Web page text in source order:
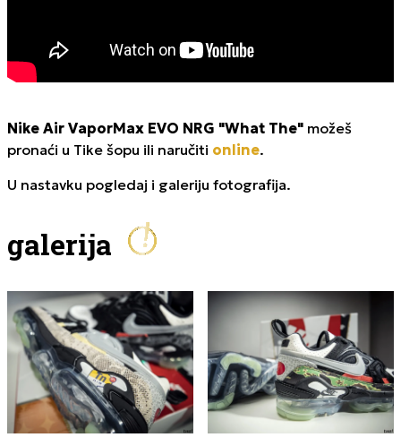
Nike Air VaporMax EVO NRG "What The" možeš
pronaći u Tike šopu ili naručiti online.
U nastavku pogledaj i galeriju fotografija.
galerija